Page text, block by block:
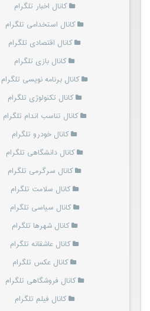
کانال اخبار تلگرام
کانال استخدامی تلگرام
کانال اقتصادی تلگرام
کانال بازی تلگرام
کانال برنامه نویسی تلگرام
کانال تکنولوژی تلگرام
کانال تناسب اندام تلگرام
کانال خودرو تلگرام
کانال دانشگاهی تلگرام
کانال سرگرمی تلگرام
کانال سلامت تلگرام
کانال سیاسی تلگرام
کانال شهرها تلگرام
کانال عاشقانه تلگرام
کانال عکس تلگرام
کانال فروشگاهی تلگرام
کانال فیلم تلگرام